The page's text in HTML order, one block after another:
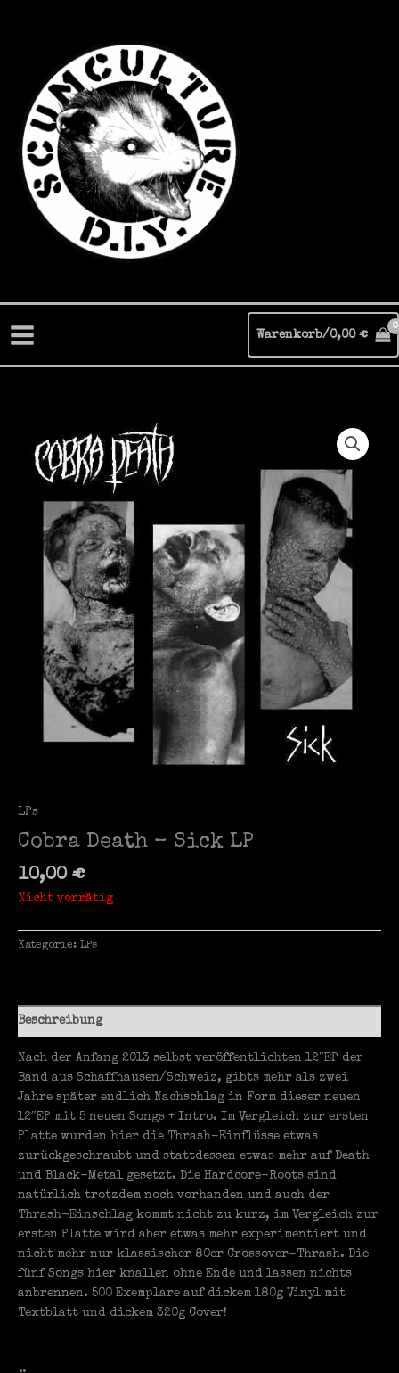
Warenkorb/0,00 €
LPs
Cobra Death – Sick LP
10,00 €
Nicht vorrätig
Kategorie: LPs
Beschreibung
Nach der Anfang 2013 selbst veröffentlichten 12″EP der
Band aus Schaffhausen/Schweiz, gibts mehr als zwei
Jahre später endlich Nachschlag in Form dieser neuen
12″EP mit 5 neuen Songs + Intro. Im Vergleich zur ersten
Platte wurden hier die Thrash-Einflüsse etwas
zurückgeschraubt und stattdessen etwas mehr auf Death-
und Black-Metal gesetzt. Die Hardcore-Roots sind
natürlich trotzdem noch vorhanden und auch der
Thrash-Einschlag kommt nicht zu kurz, im Vergleich zur
ersten Platte wird aber etwas mehr experimentiert und
nicht mehr nur klassischer 80er Crossover-Thrash. Die
fünf Songs hier knallen ohne Ende und lassen nichts
anbrennen. 500 Exemplare auf dickem 180g Vinyl mit
Textblatt und dickem 320g Cover!